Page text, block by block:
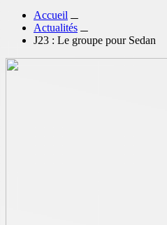
Accueil
Actualités
J23 : Le groupe pour Sedan